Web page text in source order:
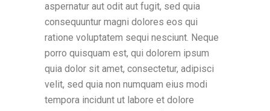
aspernatur aut odit aut fugit, sed quia
consequuntur magni dolores eos qui
ratione voluptatem sequi nesciunt. Neque
porro quisquam est, qui dolorem ipsum
quia dolor sit amet, consectetur, adipisci
velit, sed quia non numquam eius modi
tempora incidunt ut labore et dolore